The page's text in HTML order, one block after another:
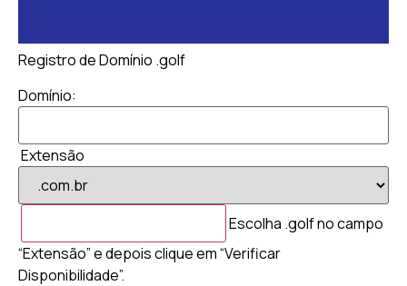
Registro de Domínio .golf
Domínio:
Extensão
Escolha .golf no campo
“Extensão” e depois clique em “Verificar
Disponibilidade”.